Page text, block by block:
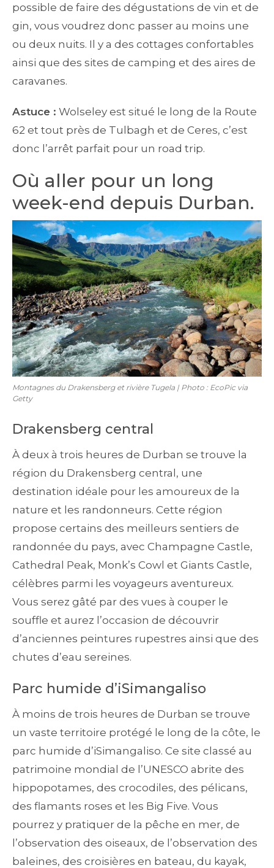
possible de faire des dégustations de vin et de
gin, vous voudrez donc passer au moins une
ou deux nuits. Il y a des cottages confortables
ainsi que des sites de camping et des aires de
caravanes.
Astuce : Wolseley est situé le long de la Route
62 et tout près de Tulbagh et de Ceres, c’est
donc l’arrêt parfait pour un road trip.
Où aller pour un long
week-end depuis Durban.
Montagnes du Drakensberg et rivière Tugela | Photo : EcoPic via
Getty
Drakensberg central
À deux à trois heures de Durban se trouve la
région du Drakensberg central, une
destination idéale pour les amoureux de la
nature et les randonneurs. Cette région
propose certains des meilleurs sentiers de
randonnée du pays, avec Champagne Castle,
Cathedral Peak, Monk’s Cowl et Giants Castle,
célèbres parmi les voyageurs aventureux.
Vous serez gâté par des vues à couper le
souffle et aurez l’occasion de découvrir
d’anciennes peintures rupestres ainsi que des
chutes d’eau sereines.
Parc humide d’iSimangaliso
À moins de trois heures de Durban se trouve
un vaste territoire protégé le long de la côte, le
parc humide d’iSimangaliso. Ce site classé au
patrimoine mondial de l’UNESCO abrite des
hippopotames, des crocodiles, des pélicans,
des flamants roses et les Big Five. Vous
pourrez y pratiquer de la pêche en mer, de
l’observation des oiseaux, de l’observation des
baleines, des croisières en bateau, du kayak,